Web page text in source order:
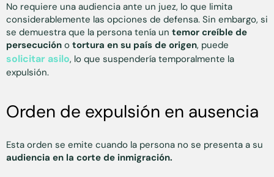
No requiere una audiencia ante un juez, lo que limita
considerablemente las opciones de defensa. Sin embargo, si
se demuestra que la persona tenía un temor creíble de
persecución o tortura en su país de origen, puede
solicitar asilo, lo que suspendería temporalmente la
expulsión.
Orden de expulsión en ausencia
Esta orden se emite cuando la persona no se presenta a su
audiencia en la corte de inmigración.